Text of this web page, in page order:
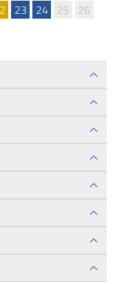
23 24 25
26